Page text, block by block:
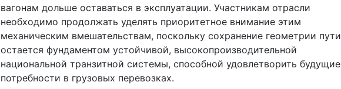
вагонам дольше оставаться в эксплуатации. Участникам отрасли
необходимо продолжать уделять приоритетное внимание этим
механическим вмешательствам, поскольку сохранение геометрии пути
остается фундаментом устойчивой, высокопроизводительной
национальной транзитной системы, способной удовлетворить будущие
потребности в грузовых перевозках.